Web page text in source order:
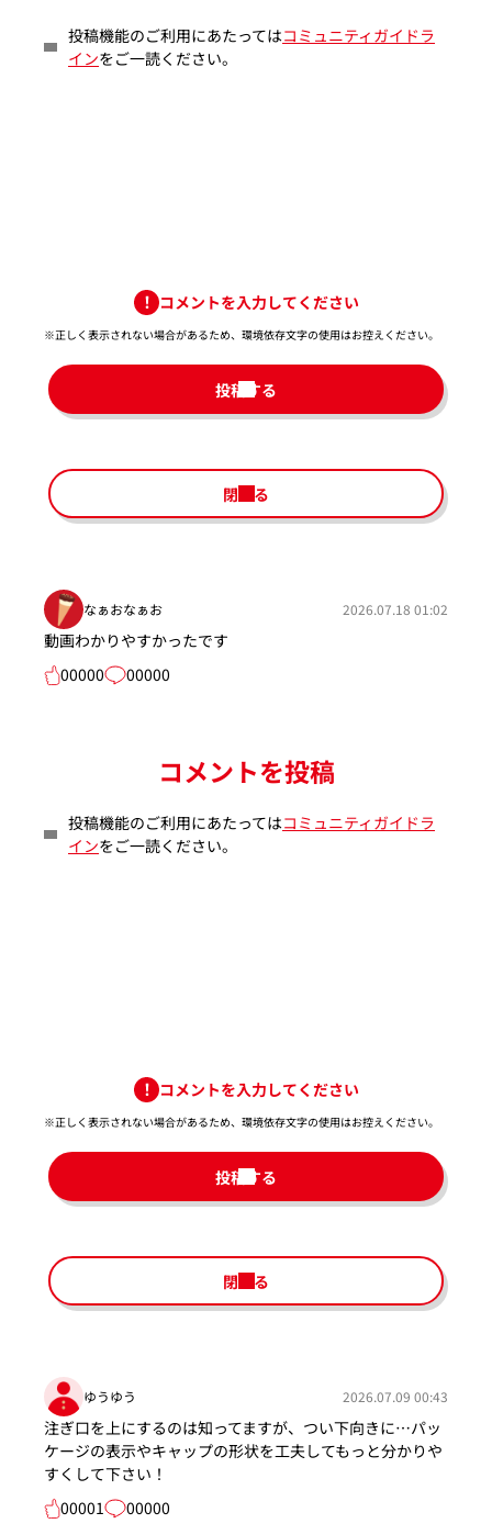
投稿機能のご利用にあたってはコミュニティガイドラ
インをご一読ください。
コメントを入力してください
※正しく表示されない場合があるため、環境依存文字の使用はお控えください。​
投稿する
閉じる
なぁおなぁお 2026.07.18 01:02
動画わかりやすかったです
00000
00000
コメントを投稿
投稿機能のご利用にあたってはコミュニティガイドラ
インをご一読ください。
コメントを入力してください
※正しく表示されない場合があるため、環境依存文字の使用はお控えください。​
投稿する
閉じる
ゆうゆう 2026.07.09 00:43
注ぎ口を上にするのは知ってますが、つい下向きに…パッ
ケージの表示やキャップの形状を工夫してもっと分かりや
すくして下さい！
00001
00000